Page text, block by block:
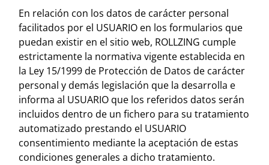
En relación con los datos de carácter personal
facilitados por el USUARIO en los formularios que
puedan existir en el sitio web, ROLLZING cumple
estrictamente la normativa vigente establecida en
la Ley 15/1999 de Protección de Datos de carácter
personal y demás legislación que la desarrolla e
informa al USUARIO que los referidos datos serán
incluidos dentro de un fichero para su tratamiento
automatizado prestando el USUARIO
consentimiento mediante la aceptación de estas
condiciones generales a dicho tratamiento.